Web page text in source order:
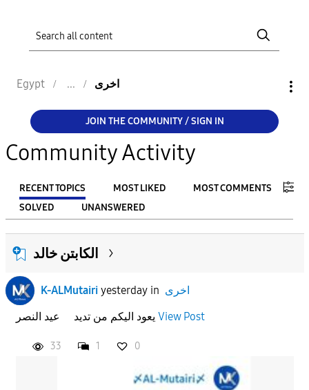
Egypt اخرى
JOIN THE COMMUNITY / SIGN IN
Community Activity
RECENT TOPICS MOST LIKED
MOST COMMENTS
SOLVED
UNANSWERED
FILTER:
From
To
الكابتن خالد
K-ALMutairi yesterdayin اخرى
View Post
33 1 0